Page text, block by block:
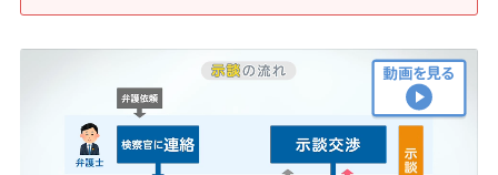
刑事事件の無料相談
家族が逮捕された方はこちら
刑事事件の記事一覧